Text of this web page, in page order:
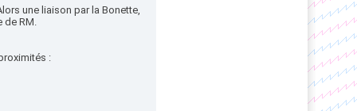
une liaison par la Bonette,
de RM.
: